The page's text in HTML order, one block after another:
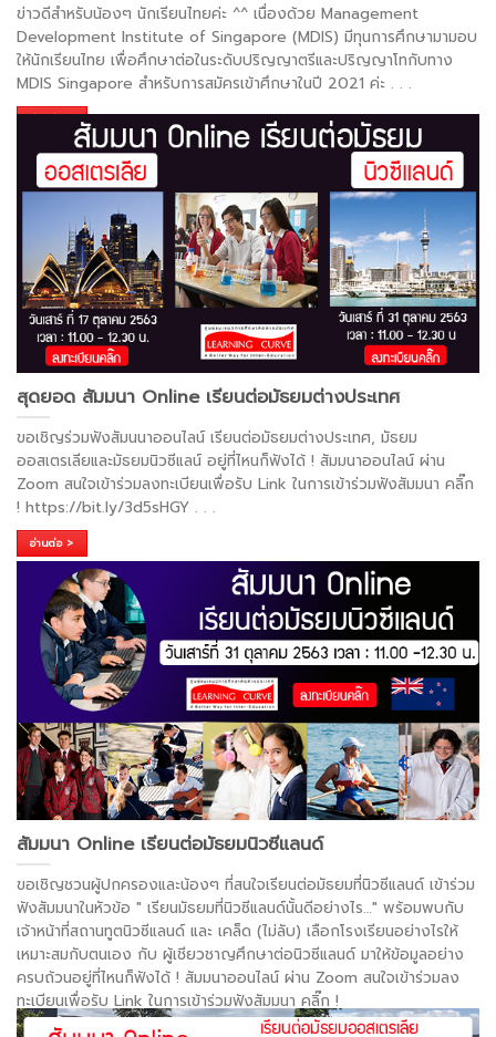
ข่าวดีสำหรับน้องๆ นักเรียนไทยค่ะ ^^ เนื่องด้วย Management
Development Institute of Singapore (MDIS) มีทุนการศึกษามามอบ
ให้นักเรียนไทย เพื่อศึกษาต่อในระดับปริญญาตรีและปริญญาโทกับทาง
MDIS Singapore สำหรับการสมัครเข้าศึกษาในปี 2021 ค่ะ . . .
สุดยอด สัมมนา Online เรียนต่อมัธยมต่างประเทศ
ขอเชิญร่วมฟังสัมนนาออนไลน์ เรียนต่อมัธยมต่างประเทศ, มัธยม
ออสเตรเลียและมัธยมนิวซีแลน์ อยู่ที่ไหนก็ฟังได้ ! สัมมนาออนไลน์ ผ่าน
Zoom สนใจเข้าร่วมลงทะเบียนเพื่อรับ Link ในการเข้าร่วมฟังสัมมนา คลิ๊ก
! https://bit.ly/3d5sHGY . . .
อ่านต่อ >
สัมมนา Online เรียนต่อมัธยมนิวซีแลนด์
ขอเชิญชวนผู้ปกครองและน้องๆ ที่สนใจเรียนต่อมัธยมที่นิวซีแลนด์ เข้าร่วม
ฟังสัมมนาในหัวข้อ " เรียนมัธยมที่นิวซีแลนด์นั้นดีอย่างไร…" พร้อมพบกับ
เจ้าหน้าที่สถานทูตนิวซีแลนด์ และ เคล็ด (ไม่ลับ) เลือกโรงเรียนอย่างไรให้
เหมาะสมกับตนเอง กับ ผู้เชียวชาญศึกษาต่อนิวซีแลนด์ มาให้ข้อมูลอย่าง
ครบถ้วนอยู่ที่ไหนก็ฟังได้ ! สัมมนาออนไลน์ ผ่าน Zoom สนใจเข้าร่วมลง
ทะเบียนเพื่อรับ Link ในการเข้าร่วมฟังสัมมนา คลิ๊ก !
https://bit.ly/32tYKMX. . .